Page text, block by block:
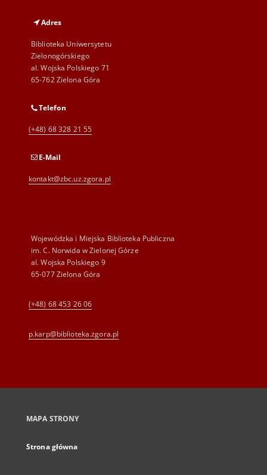
Adres
Biblioteka Uniwersytetu
Zielonogórskiego
al. Wojska Polskiego 71
65-762 Zielona Góra
Telefon
(+48) 68 328 21 55
E-Mail
kontakt@zbc.uz.zgora.pl
Wojewódzka i Miejska Biblioteka Publiczna
im. C. Norwida w Zielonej Górze
al. Wojska Polskiego 9
65-077 Zielona Góra
(+48) 68 453 26 06
p.karp@biblioteka.zgora.pl
MAPA STRONY
Strona główna